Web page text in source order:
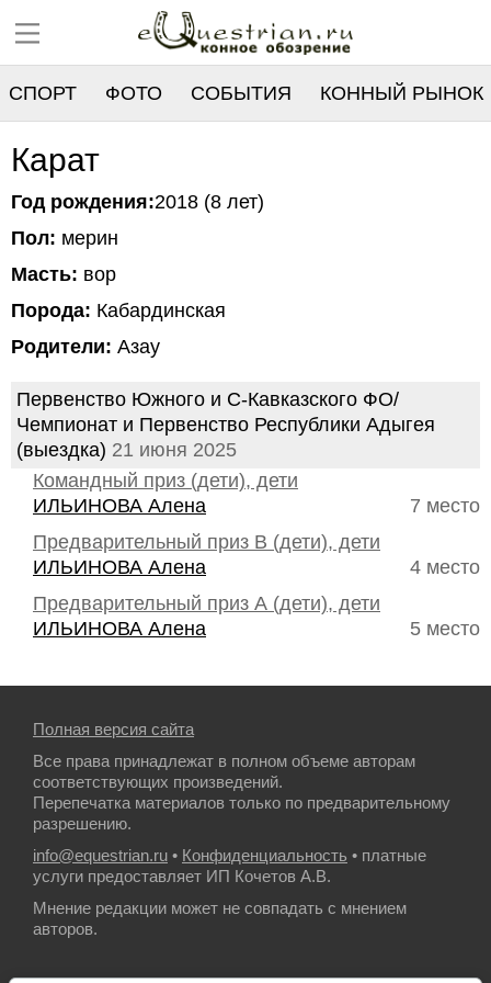
СПОРТ ФОТО СОБЫТИЯ КОННЫЙ РЫНОК
РЕЕСТР
Карат
Год рождения:2018 (8 лет)
Пол: мерин
Масть: вор
Порода: Кабардинская
Родители: Азау
Первенство Южного и С-Кавказского ФО/
Чемпионат и Первенство Республики Адыгея
(выездка) 21 июня 2025
Командный приз (дети), дети
7 место
ИЛЬИНОВА Алена
Предварительный приз В (дети), дети
4 место
ИЛЬИНОВА Алена
Предварительный приз А (дети), дети
5 место
ИЛЬИНОВА Алена
Полная версия сайта
Все права принадлежат в полном объеме авторам
соответствующих произведений.
Перепечатка материалов только по предварительному
разрешению.
info@equestrian.ru • Конфиденциальность • платные
услуги предоставляет ИП Кочетов А.В.
Мнение редакции может не совпадать с мнением
авторов.